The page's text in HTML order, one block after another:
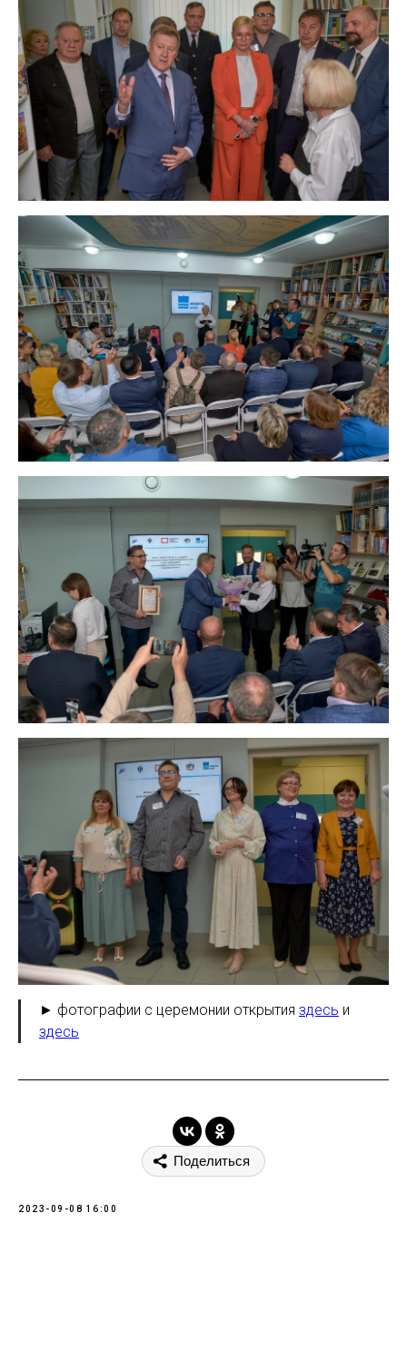
► фотографии с церемонии открытия здесь и
здесь
Поделиться
2023-09-08 16:00